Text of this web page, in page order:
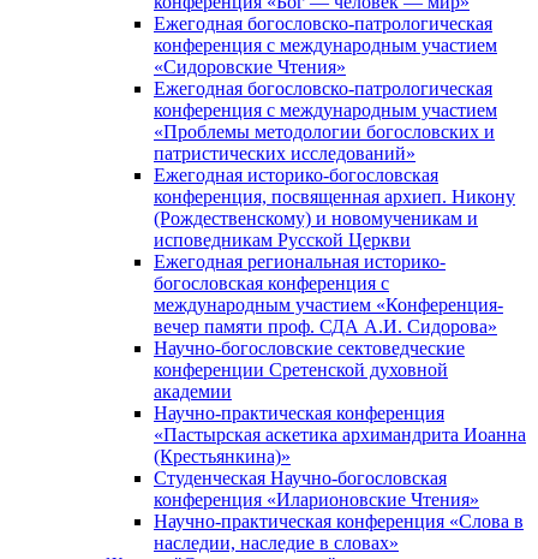
Ежегодная богословско-патрологическая
конференция с международным участием
«Сидоровские Чтения»
Ежегодная богословско-патрологическая
конференция с международным участием
«Проблемы методологии богословских и
патристических исследований»
Ежегодная историко-богословская
конференция, посвященная архиеп. Никону
(Рождественскому) и новомученикам и
исповедникам Русской Церкви
Ежегодная региональная историко-
богословская конференция с
международным участием «Конференция-
вечер памяти проф. СДА А.И. Сидорова»
Научно-богословские сектоведческие
конференции Сретенской духовной
академии
Научно-практическая конференция
«Пастырская аскетика архимандрита Иоанна
(Крестьянкина)»
Студенческая Научно-богословская
конференция «Иларионовские Чтения»
Научно-практическая конференция «Cлова в
наследии, наследие в словах»